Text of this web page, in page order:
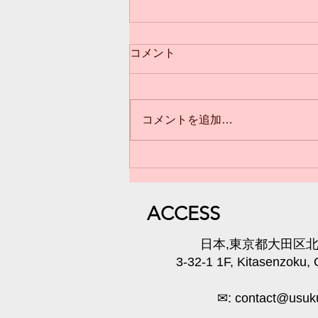
礼❣️
コメント
コメントを追加…
​ACCESS
日本,東京都大田区
3-32-1 1F, Kitasenzoku,
✉: